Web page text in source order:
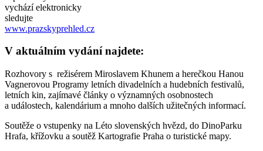
vychází elektronicky
sledujte
www.prazskyprehled.cz
V aktuálním vydání najdete:
Rozhovory s režisérem Miroslavem Khunem a herečkou Hanou
Vagnerovou Programy letních divadelních a hudebních festivalů,
letních kin, zajímavé články o významných osobnostech
a událostech, kalendárium a mnoho dalších užitečných informací.
Soutěže o vstupenky na Léto slovenských hvězd, do DinoParku
Hrafa, křížovku a soutěž Kartografie Praha o turistické mapy.